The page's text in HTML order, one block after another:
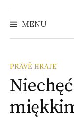
MENU
PRÁVĚ HRAJE